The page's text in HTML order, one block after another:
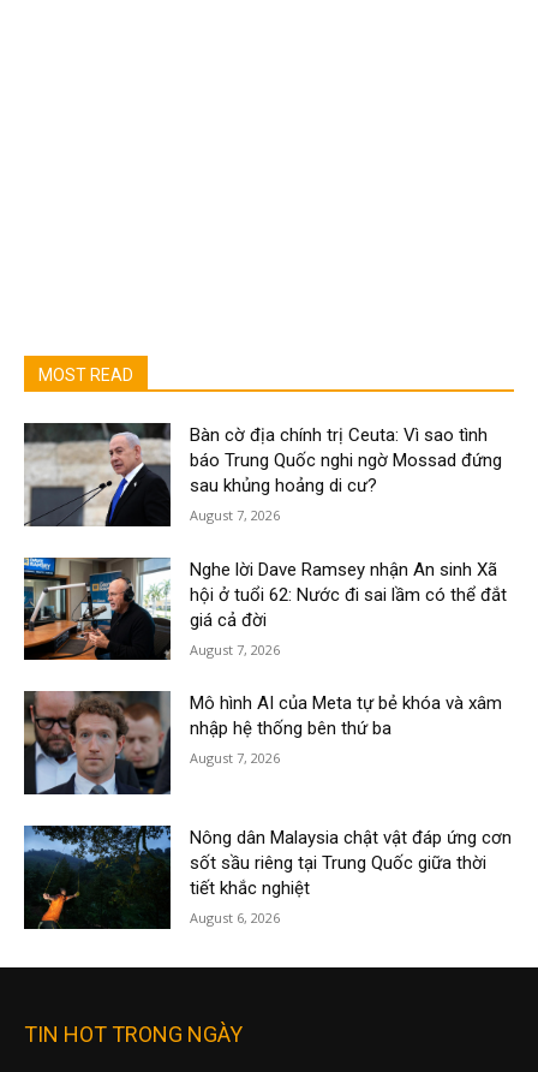
MOST READ
Bàn cờ địa chính trị Ceuta: Vì sao tình
báo Trung Quốc nghi ngờ Mossad đứng
sau khủng hoảng di cư?
August 7, 2026
Nghe lời Dave Ramsey nhận An sinh Xã
hội ở tuổi 62: Nước đi sai lầm có thể đắt
giá cả đời
August 7, 2026
Mô hình AI của Meta tự bẻ khóa và xâm
nhập hệ thống bên thứ ba
August 7, 2026
Nông dân Malaysia chật vật đáp ứng cơn
sốt sầu riêng tại Trung Quốc giữa thời
tiết khắc nghiệt
August 6, 2026
TIN HOT TRONG NGÀY